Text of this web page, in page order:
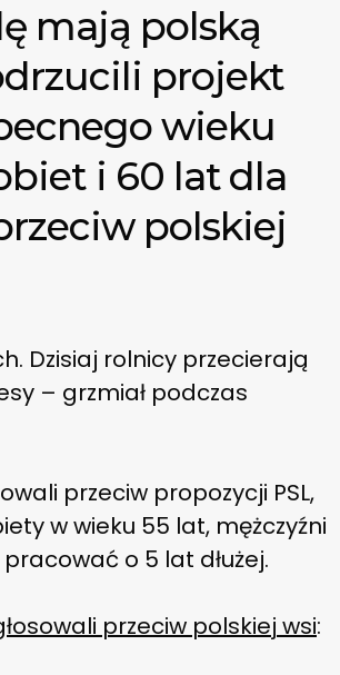
mają polską
projekt
wieku
i 60 lat dla
polskiej
Dzisiaj rolnicy przecierają
– grzmiał podczas
przeciw propozycji PSL,
w wieku 55 lat, mężczyźni
o 5 lat dłużej.
przeciw polskiej wsi: